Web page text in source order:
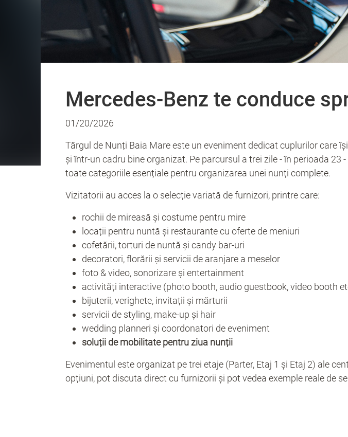
Mercedes-Benz te conduce
01/20/2026
Târgul de Nunți Baia Mare este un eveniment dedicat cuplurilor care
și într-un cadru bine organizat. Pe parcursul a trei zile - în perioada
toate categoriile esențiale pentru organizarea unei nunți complete.
Vizitatorii au acces la o selecție variată de furnizori, printre care:
rochii de mireasă și costume pentru mire
locații pentru nuntă și restaurante cu oferte de meniuri
cofetării, torturi de nuntă și candy bar-uri
decoratori, florării și servicii de aranjare a meselor
foto & video, sonorizare și entertainment
activități interactive (photo booth, audio guestbook, video booth
bijuterii, verighete, invitații și mărturii
servicii de styling, make-up și hair
wedding planneri și coordonatori de eveniment
soluții de mobilitate pentru ziua nunții
Evenimentul este organizat pe trei etaje (Parter, Etaj 1 și Etaj 2) ale
opțiuni, pot discuta direct cu furnizorii și pot vedea exemple reale de